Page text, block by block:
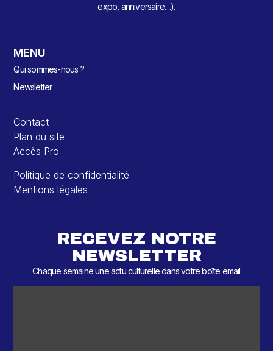
expo, anniversaire…).
MENU
Qui sommes-nous ?
Newsletter
Contact
Plan du site
Accès Pro
Politique de confidentialité
Mentions légales
RECEVEZ NOTRE
NEWSLETTER
Chaque semaine une actu culturelle dans votre boîte email